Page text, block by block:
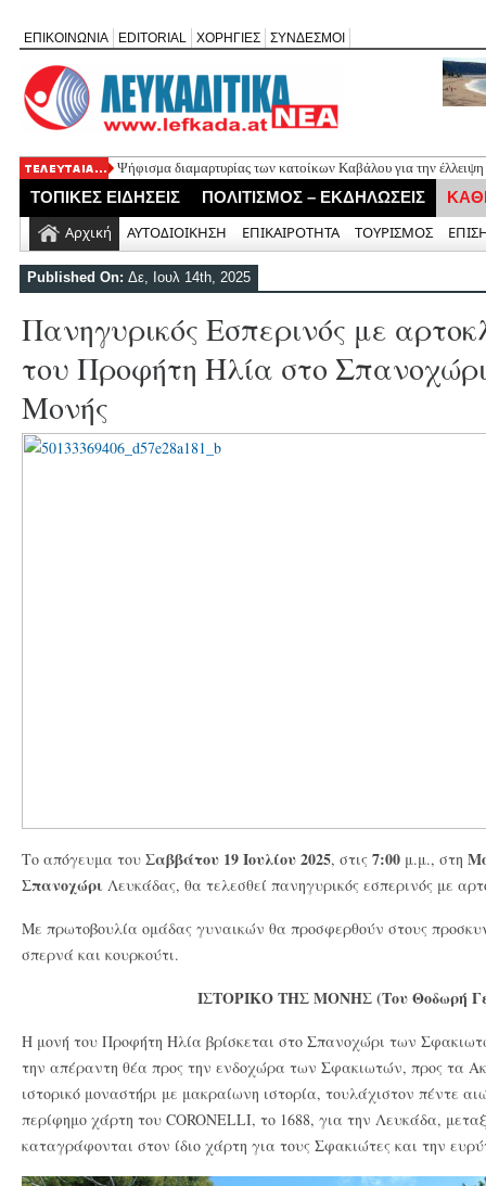
ΕΠΙΚΟΙΝΩΝΙΑ EDITORIAL ΧΟΡΗΓΙΕΣ ΣΥΝΔΕΣΜΟΙ
Ψήφισμα διαμαρτυρίας των κατοίκων Καβάλου για την έλλειψη
«Έφυγε» σε ηλικία 74 ετών ο ηθοποιός Νίκος Καλογερόπουλος
Η Λευκάδα τίμησε τον δικό της Ηλία Λογοθέτη σε μια βραδιά
Θεία Λειτουργία για τους απόδημους Αλεξανδρίτες στον Άγιο
ΤΟΠΙΚΕΣ ΕΙΔΗΣΕΙΣ ΠΟΛΙΤΙΣΜΟΣ – ΕΚΔΗΛΩΣΕΙΣ
Αρχική ΑΥΤΟΔΙΟΙΚΗΣΗ ΕΠΙΚΑΙΡΟΤΗΤΑ ΤΟΥΡΙΣΜΟΣ
Published On: Δε, Ιουλ 14th, 2025
Πανηγυρικός Εσπερινός με
του Προφήτη Ηλία στο Σπανοχώρι
Μονής
Το απόγευμα του Σαββάτου 19 Ιουλίου 2025, στις 7:00 μ.μ., στη
Σπανοχώρι Λευκάδας, θα τελεσθεί πανηγυρικός εσπερινός με
Με πρωτοβουλία ομάδας γυναικών θα προσφερθούν στους
σπερνά και κουρκούτι.
ΙΣΤΟΡΙΚΟ ΤΗΣ ΜΟΝΗΣ (Του Θοδωρή
H μονή του Προφήτη Ηλία βρίσκεται στο Σπανοχώρι των
την απέραντη θέα προς την ενδοχώρα των Σφακιωτών, προς τα
ιστορικό μοναστήρι με μακραίωνη ιστορία, τουλάχιστον πέντε
περίφημο χάρτη του CORONELLI, το 1688, για την Λευκάδα,
καταγράφονται στον ίδιο χάρτη για τους Σφακιώτες και την